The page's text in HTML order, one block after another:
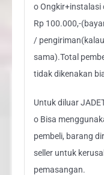
o Ongkir+instalasi
Rp 100.000,-
/
sama).Total
tidak dikenakan
Untuk diluar
o Bisa
pembeli, barang
seller untuk
pemasangan.